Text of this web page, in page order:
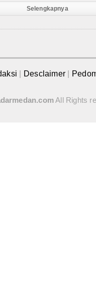
Selengkapnya
Desclaimer
All Rights